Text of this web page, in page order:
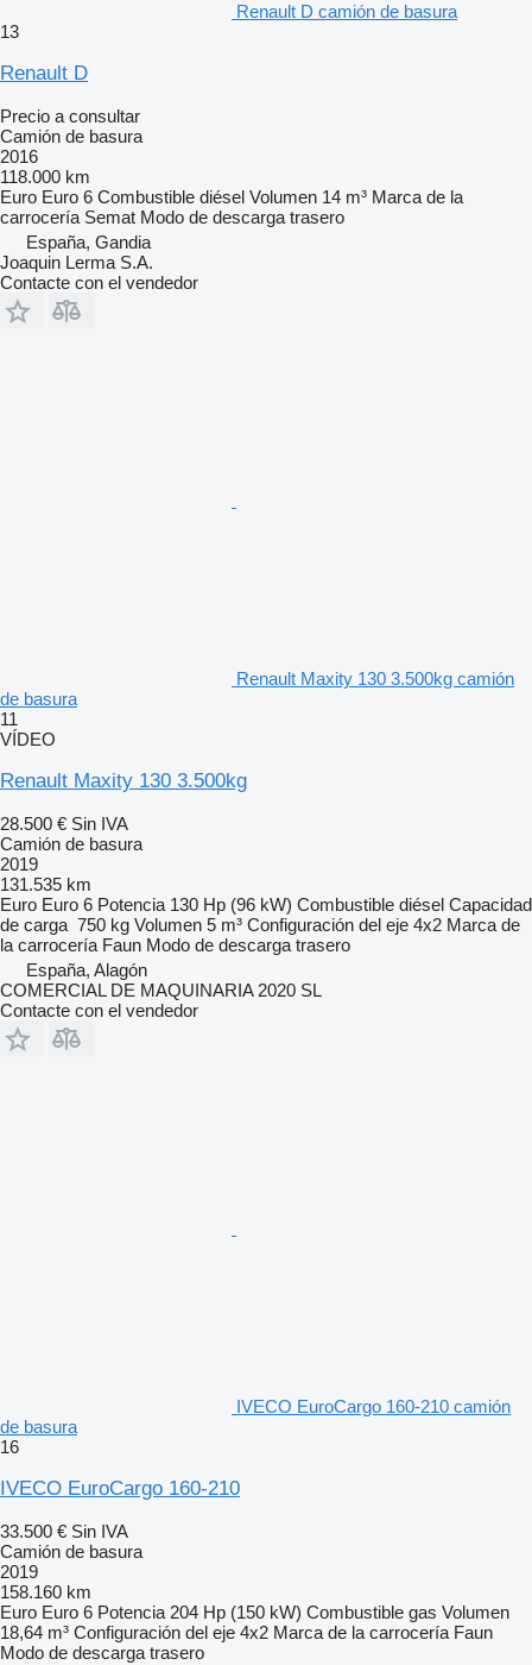
Renault D camión de basura
13
Renault D
Precio a consultar
Camión de basura
2016
118.000 km
Euro Euro 6 Combustible diésel Volumen 14 m³ Marca de la
carrocería Semat Modo de descarga trasero
España, Gandia
Joaquin Lerma S.A.
Contacte con el vendedor
Renault Maxity 130 3.500kg camión
de basura
11
VÍDEO
Renault Maxity 130 3.500kg
28.500 € Sin IVA
Camión de basura
2019
131.535 km
Euro Euro 6 Potencia 130 Hp (96 kW) Combustible diésel Capacidad
de carga 750 kg Volumen 5 m³ Configuración del eje 4x2 Marca de
la carrocería Faun Modo de descarga trasero
España, Alagón
COMERCIAL DE MAQUINARIA 2020 SL
Contacte con el vendedor
IVECO EuroCargo 160-210 camión
de basura
16
IVECO EuroCargo 160-210
33.500 € Sin IVA
Camión de basura
2019
158.160 km
Euro Euro 6 Potencia 204 Hp (150 kW) Combustible gas Volumen
18,64 m³ Configuración del eje 4x2 Marca de la carrocería Faun
Modo de descarga trasero